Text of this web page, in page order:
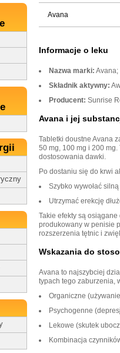
Avana
Informacje o leku
Nazwa marki: Avana;
Składnik aktywny:
Producent: Sunrise
Avana i jej
Tabletki doustne Avana
50 mg, 100 mg i 200
dostosowania dawki.
Po dostaniu się do krwi
Szybko wywołać
Utrzymać erekcję
Takie efekty są
produkowany w penisie
rozszerzenia tętnic i
Wskazania do
Avana to najszybciej
typach tego zaburzenia,
Organiczne
Psychogenne
Lekowe (skutek
Kombinacja